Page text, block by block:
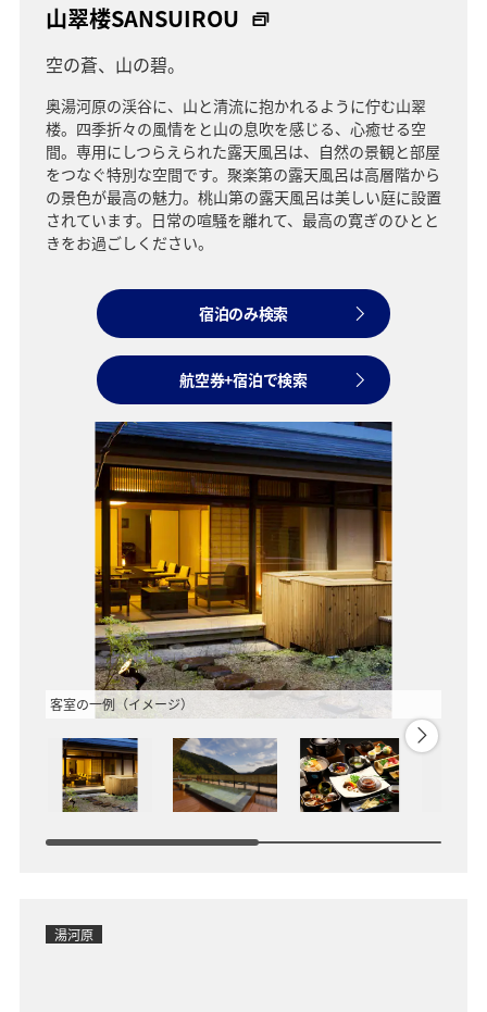
山翠楼SANSUIROU
空の蒼、山の碧。
奥湯河原の渓谷に、山と清流に抱かれるように佇む山翠
楼。四季折々の風情をと山の息吹を感じる、心癒せる空
間。専用にしつらえられた露天風呂は、自然の景観と部屋
をつなぐ特別な空間です。聚楽第の露天風呂は高層階から
の景色が最高の魅力。桃山第の露天風呂は美しい庭に設置
されています。日常の喧騒を離れて、最高の寛ぎのひとと
きをお過ごしください。
宿泊のみ検索
航空券+宿泊で検索
客室の一例（イメージ）
湯河原